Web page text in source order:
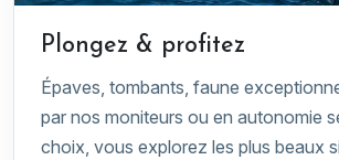
Plongez & profitez
Épaves, tombants, faune
par nos moniteurs ou en autonomie
choix, vous explorez les plus beaux